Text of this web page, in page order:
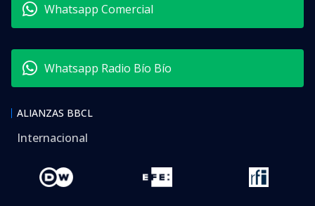
Whatsapp Comercial
Whatsapp Radio Bío Bío
ALIANZAS BBCL
Internacional